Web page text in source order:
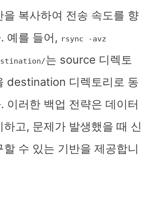
을 복사하여 전송 속도를 향
예를 들어, rsync -avz
는 source 디렉토
destination 디렉토리로 동
이러한 백업 전략은 데이터
하고, 문제가 발생했을 때 신
할 수 있는 기반을 제공합니